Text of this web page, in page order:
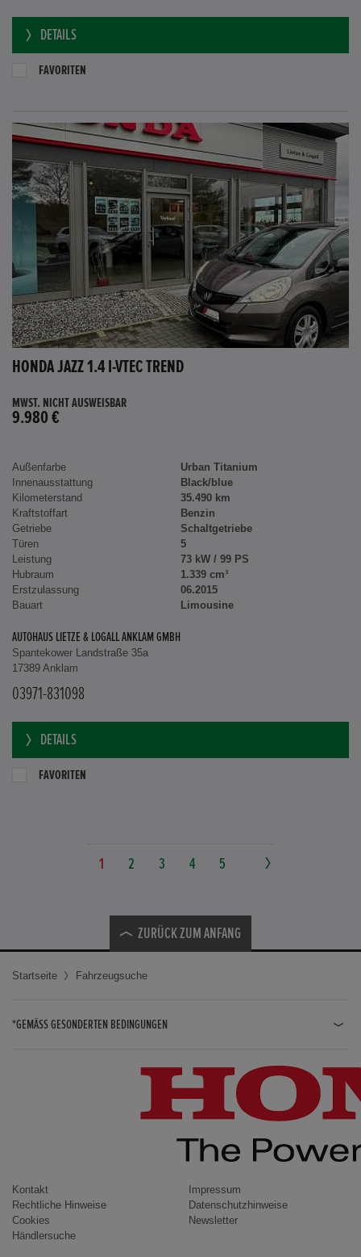
DETAILS
FAVORITEN
HONDA JAZZ 1.4 I-VTEC TREND
MWST. NICHT AUSWEISBAR
9.980 €
Außenfarbe
Urban Titanium
Innenausstattung
Black/blue
Kilometerstand
35.490 km
Kraftstoffart
Benzin
Getriebe
Schaltgetriebe
Türen
5
Leistung
73 kW / 99 PS
Hubraum
1.339 cm³
Erstzulassung
06.2015
Bauart
Limousine
AUTOHAUS LIETZE & LOGALL ANKLAM GMBH
Spantekower Landstraße 35a
17389 Anklam
03971-831098
DETAILS
FAVORITEN
1 2 3 4 5
ZURÜCK ZUM ANFANG
Startseite Fahrzeugsuche
*GEMÄSS GESONDERTEN BEDINGUNGEN
CIVIC / CIVIC LIMOUSINE
INSIGHT
ACCORD
Kontakt
Impressum
Rechtliche Hinweise
Datenschutzhinweise
Cookies
Newsletter
Händlersuche